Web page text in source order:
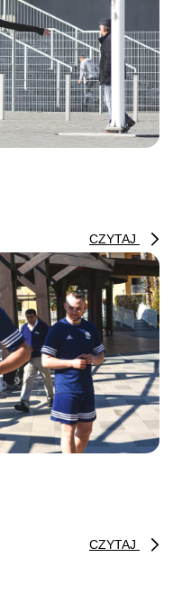
CZYTAJ
CZYTAJ